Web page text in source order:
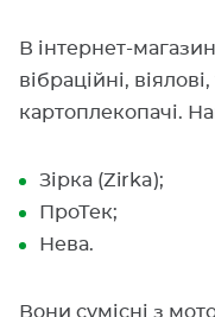
В інтернет-
вібраційні,
картоплекопачі.
Зірка (Zirka);
ПроТек;
Нева.
Вони сумісні з